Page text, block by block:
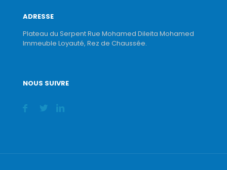
ADRESSE
Plateau du Serpent Rue Mohamed Dileita Mohamed
Immeuble Loyauté, Rez de Chaussée.
NOUS SUIVRE